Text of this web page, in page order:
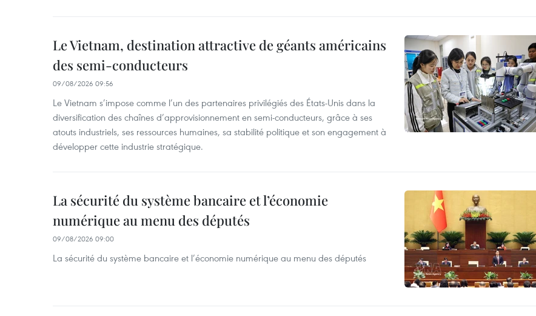
Le Vietnam, destination attractive de géants américains
des semi-conducteurs
09/08/2026 09:56
Le Vietnam s’impose comme l’un des partenaires privilégiés des États-Unis dans la
diversification des chaînes d’approvisionnement en semi-conducteurs, grâce à ses
atouts industriels, ses ressources humaines, sa stabilité politique et son engagement à
développer cette industrie stratégique.
La sécurité du système bancaire et l’économie
numérique au menu des députés
09/08/2026 09:00
La sécurité du système bancaire et l’économie numérique au menu des députés